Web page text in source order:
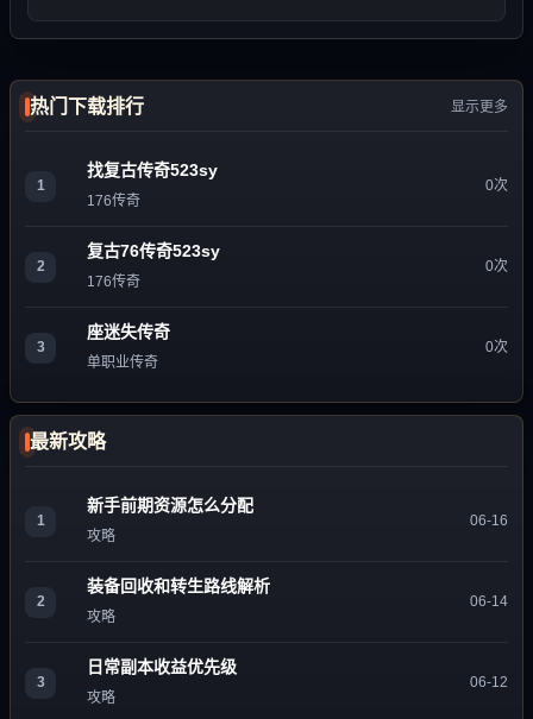
热门下载排行 显示更多
1
找复古传奇523sy
176传奇
0次
2
复古76传奇523sy
176传奇
0次
3
座迷失传奇
单职业传奇
0次
最新攻略
1
新手前期资源怎么分配
攻略
06-16
2
装备回收和转生路线解析
攻略
06-14
3
日常副本收益优先级
攻略
06-12